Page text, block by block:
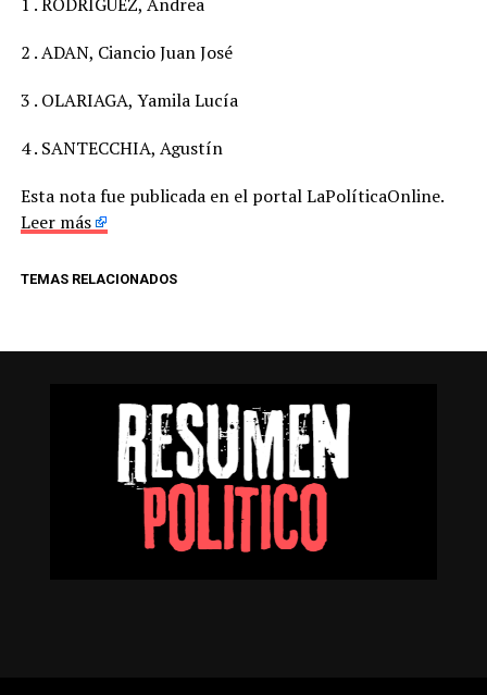
2 . ADAN, Ciancio Juan José
3 . OLARIAGA, Yamila Lucía
4 . SANTECCHIA, Agustín
Esta nota fue publicada en el portal LaPolíticaOnline.
Leer más
TEMAS RELACIONADOS